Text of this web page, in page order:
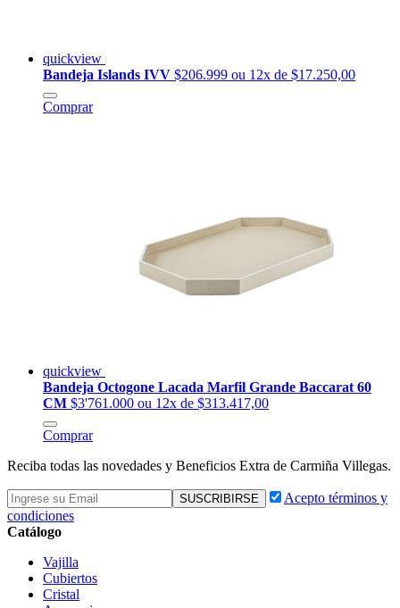
quickview
Bandeja Islands IVV $206.999 ou 12x de $17.250,00
Comprar
quickview
Bandeja Octogone Lacada Marfil Grande Baccarat 60
CM $3'761.000 ou 12x de $313.417,00
Comprar
Reciba todas las novedades y Beneficios Extra de Carmiña Villegas.
Acepto términos y
condiciones
Catálogo
Vajilla
Cubiertos
Cristal